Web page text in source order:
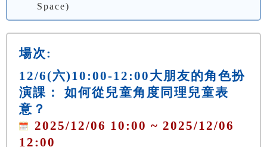
Space)
場次:
12/6(六)10:00-12:00大朋友的角色扮
演課： 如何從兒童角度同理兒童表
意？
2025/12/06 10:00 ~ 2025/12/06
12:00